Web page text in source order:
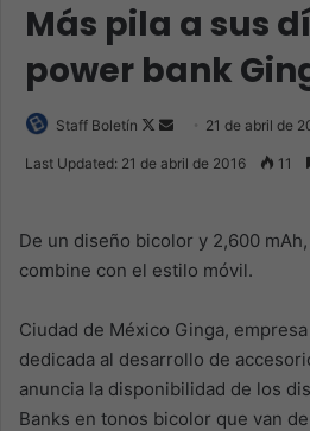
Más pila a sus
power bank
Staff Boletín
Follow
Send 21 de abril de
Last Updated: 21 de abril de 2016 11
De un diseño bicolor y 2,600
combine con el estilo móvil.
Ciudad de México Ginga,
dedicada al desarrollo de
anuncia la disponibilidad de los
Banks en tonos bicolor que van